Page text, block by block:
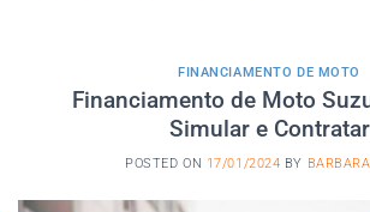
FINANCIAMENTO DE MOTO
Financiamento de Moto
Simular e Contratar
POSTED ON 17/01/2024 BY